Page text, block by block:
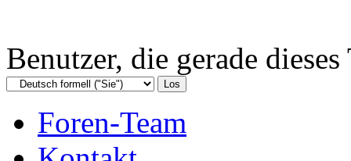
Benutzer, die gerade
Foren-Team